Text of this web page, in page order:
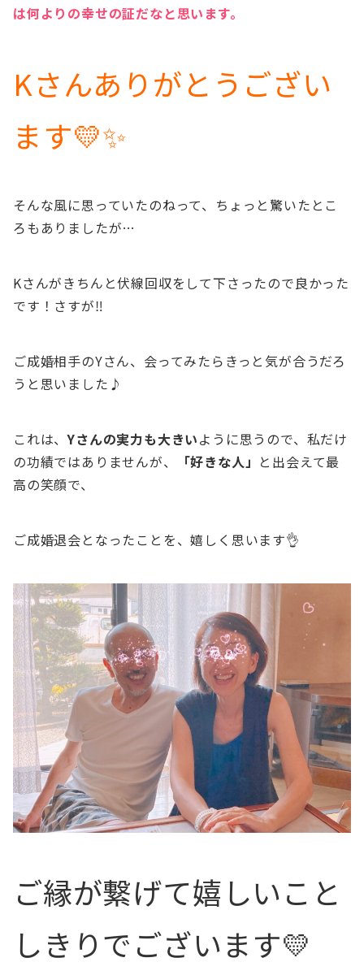
は何よりの幸せの証だなと思います。
Kさんありがとうござい
ます💛✨
そんな風に思っていたのねって、ちょっと驚いたとこ
ろもありましたが…
Kさんがきちんと伏線回収をして下さったので良かった
です！さすが‼
ご成婚相手のYさん、会ってみたらきっと気が合うだろ
うと思いました♪
これは、Yさんの実力も大きいように思うので、私だけ
の功績ではありませんが、
「好きな人」 と出会えて最
高の笑顔で、
ご成婚退会となったことを、嬉しく思います👌
ご縁が繋げて嬉しいこと
しきりでございます💛